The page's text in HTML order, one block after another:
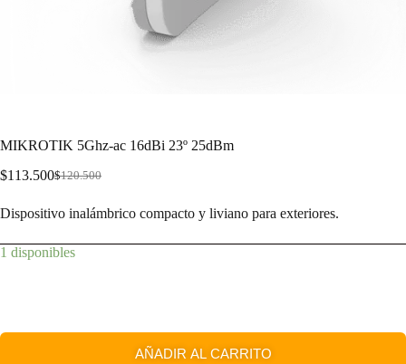
MIKROTIK 5Ghz-ac 16dBi 23º 25dBm
$120.500
$113.500
Dispositivo inalámbrico compacto y liviano para exteriores.
1 disponibles
AÑADIR AL CARRITO